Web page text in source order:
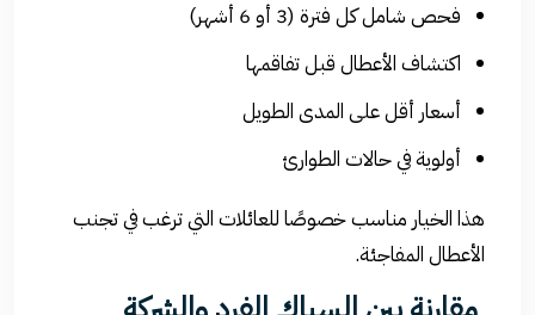
فحص شامل كل فترة (3 أو 6 أشهر)
اكتشاف الأعطال قبل تفاقمها
أسعار أقل على المدى الطويل
أولوية في حالات الطوارئ
هذا الخيار مناسب خصوصًا للعائلات التي ترغب في تجنب
الأعطال المفاجئة.